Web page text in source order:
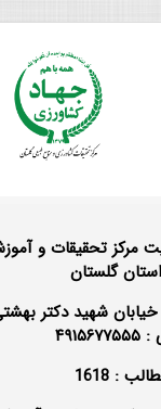
مرکز تحقیقات و
گلستان
شهید دکتر
: 1618